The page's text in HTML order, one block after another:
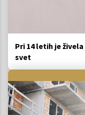
Pri 14 letih je
svet